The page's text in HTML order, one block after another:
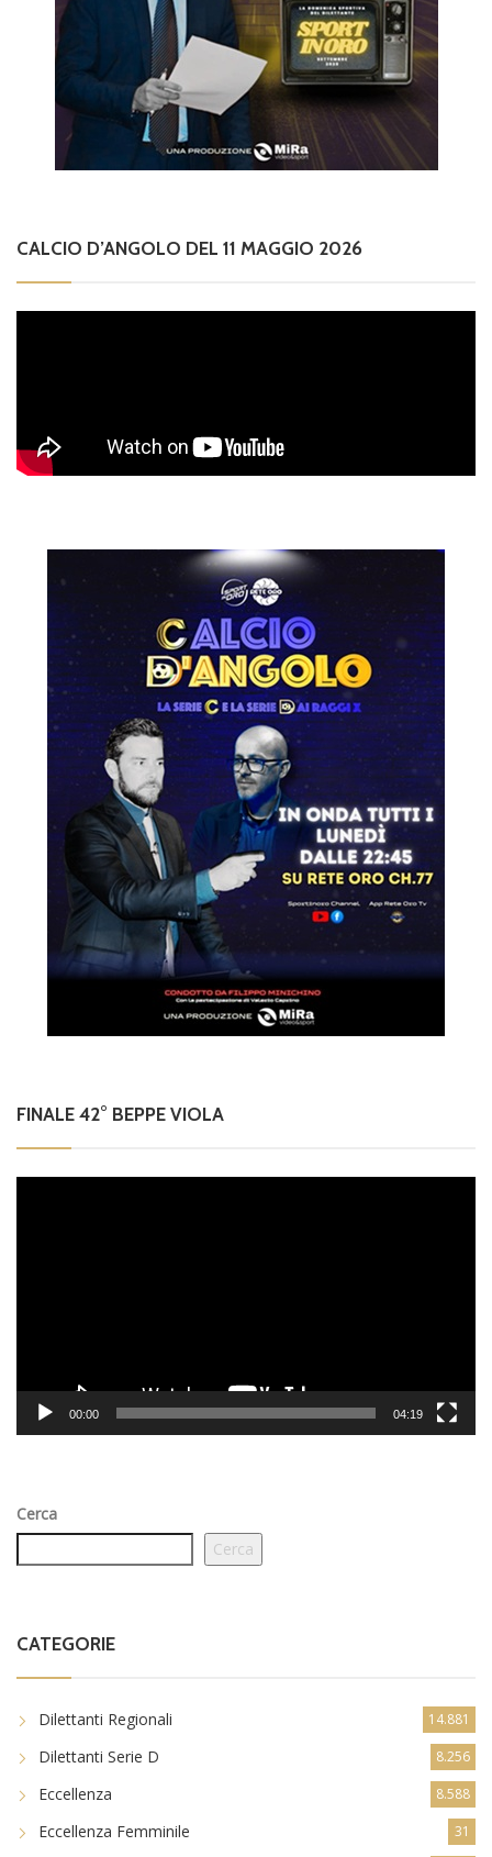
CALCIO D’ANGOLO DEL 11 MAGGIO 2026
FINALE 42° BEPPE VIOLA
00:00 04:19
Cerca
Cerca
CATEGORIE
Dilettanti Regionali 14.881
Dilettanti Serie D 8.256
Eccellenza 8.588
Eccellenza Femminile 31